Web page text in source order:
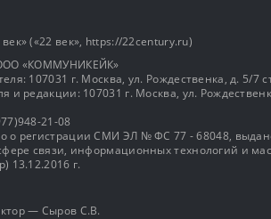
(«22 век», https://22century.ru)
«КОММУНИКЕЙК»
107031 г. Москва, ул. Рождественка, д. 5/7
и редакции: 107031 г. Москва, ул.
21-08
о регистрации СМИ ЭЛ № ФС 77 - 68048,
связи, информационных технологий и
13.12.2016 г.
— Сыров С.В.